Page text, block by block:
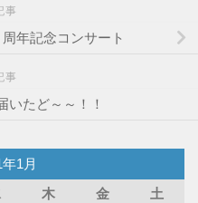
事
年記念コンサート
事
いたど～～！！
1月
木 金
土